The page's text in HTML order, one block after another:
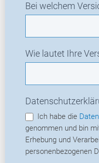
Bei welchem
Wie lautet Ihre
Ich habe die
genommen und bin
Erhebung und
personenbezogenen